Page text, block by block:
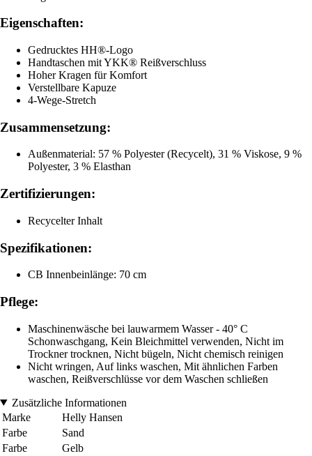
Eigenschaften:
Gedrucktes HH®-Logo
Handtaschen mit YKK® Reißverschluss
Hoher Kragen für Komfort
Verstellbare Kapuze
4-Wege-Stretch
Zusammensetzung:
Außenmaterial: 57 % Polyester (Recycelt), 31 % Viskose, 9 %
Polyester, 3 % Elasthan
Zertifizierungen:
Recycelter Inhalt
Spezifikationen:
CB Innenbeinlänge: 70 cm
Pflege:
Maschinenwäsche bei lauwarmem Wasser - 40° C
Schonwaschgang, Kein Bleichmittel verwenden, Nicht im
Trockner trocknen, Nicht bügeln, Nicht chemisch reinigen
Nicht wringen, Auf links waschen, Mit ähnlichen Farben
waschen, Reißverschlüsse vor dem Waschen schließen
Zusätzliche Informationen
Marke
Helly Hansen
Farbe
Sand
Farbe
Gelb